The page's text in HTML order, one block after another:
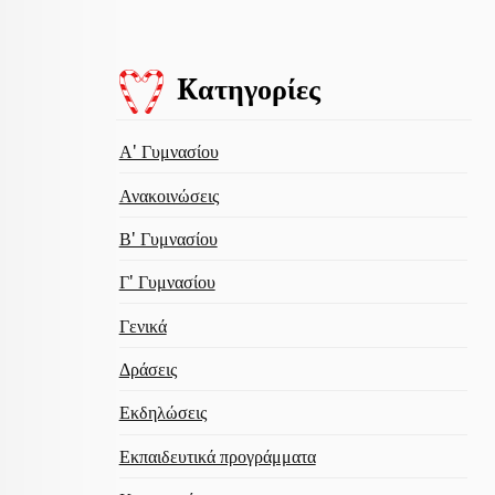
Kατηγορίες
Α' Γυμνασίου
Ανακοινώσεις
Β' Γυμνασίου
Γ' Γυμνασίου
Γενικά
Δράσεις
Εκδηλώσεις
Εκπαιδευτικά προγράμματα